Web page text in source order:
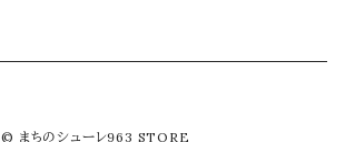
© まちのシューレ963 STORE